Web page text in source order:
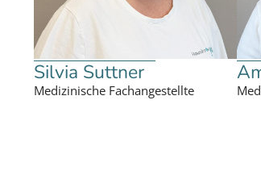
Silvia Suttner
Medizinische Fachangestellte